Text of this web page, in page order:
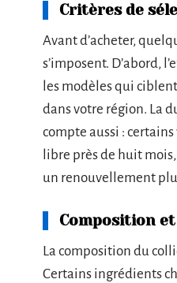
Critères de
Avant d’acheter,
s’imposent. D’abord,
les modèles qui
dans votre région. La
compte aussi :
libre près de huit
un renouvellement
Composition
La composition du
Certains ingrédients